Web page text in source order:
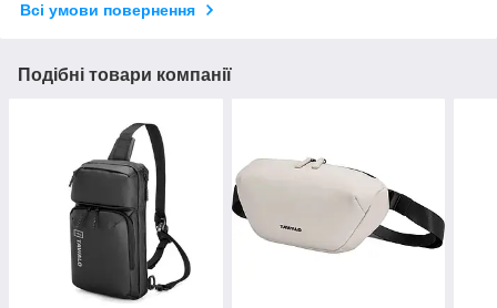
Всі умови повернення
Подібні товари компанії